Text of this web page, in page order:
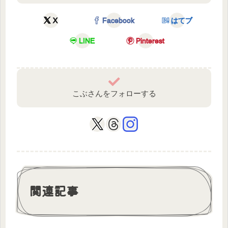
X Facebook はてブ
LINE Pinterest
こぶさんをフォローする
関連記事